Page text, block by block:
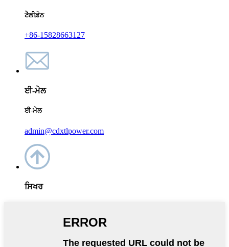
ਟੈਲੀਫ਼ੋਨ
+86-15828663127
ਈ-ਮੇਲ
ਈ-ਮੇਲ
admin@cdxtlpower.com
ਸਿਖਰ